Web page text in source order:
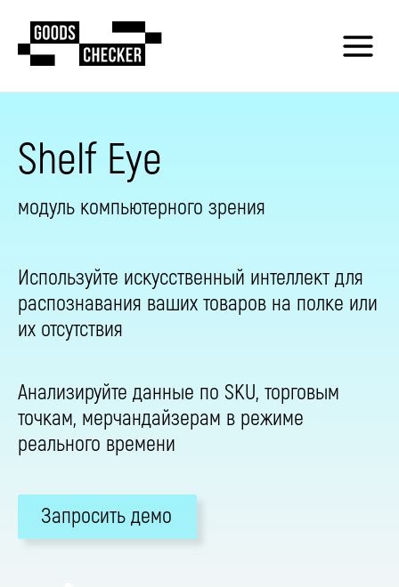
Shelf Eye
модуль компьютерного зрения​
Используйте искусственный интеллект для
распознавания ваших товаров на полке или
их отсутствия
Анализируйте данные по SKU, торговым
точкам, мерчандайзерам в режиме
реального времени
Запросить демо